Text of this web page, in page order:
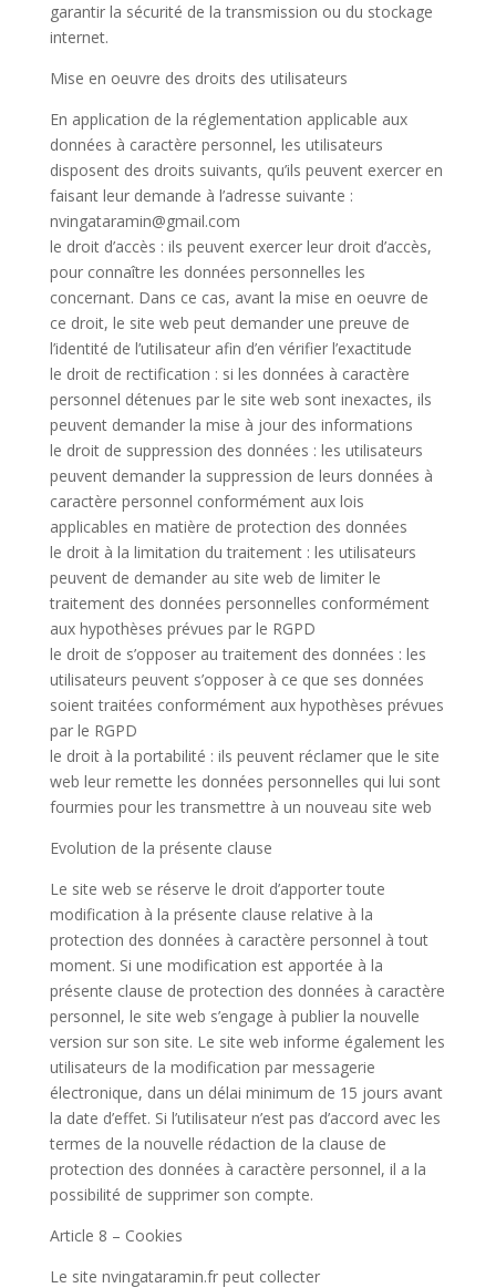
garantir la sécurité de la transmission ou du stockage
internet.
Mise en oeuvre des droits des utilisateurs
En application de la réglementation applicable aux
données à caractère personnel, les utilisateurs
disposent des droits suivants, qu’ils peuvent exercer en
faisant leur demande à l’adresse suivante :
nvingataramin@gmail.com
le droit d’accès : ils peuvent exercer leur droit d’accès,
pour connaître les données personnelles les
concernant. Dans ce cas, avant la mise en oeuvre de
ce droit, le site web peut demander une preuve de
l’identité de l’utilisateur afin d’en vérifier l’exactitude
le droit de rectification : si les données à caractère
personnel détenues par le site web sont inexactes, ils
peuvent demander la mise à jour des informations
le droit de suppression des données : les utilisateurs
peuvent demander la suppression de leurs données à
caractère personnel conformément aux lois
applicables en matière de protection des données
le droit à la limitation du traitement : les utilisateurs
peuvent de demander au site web de limiter le
traitement des données personnelles conformément
aux hypothèses prévues par le RGPD
le droit de s’opposer au traitement des données : les
utilisateurs peuvent s’opposer à ce que ses données
soient traitées conformément aux hypothèses prévues
par le RGPD
le droit à la portabilité : ils peuvent réclamer que le site
web leur remette les données personnelles qui lui sont
fourmies pour les transmettre à un nouveau site web
Evolution de la présente clause
Le site web se réserve le droit d’apporter toute
modification à la présente clause relative à la
protection des données à caractère personnel à tout
moment. Si une modification est apportée à la
présente clause de protection des données à caractère
personnel, le site web s’engage à publier la nouvelle
version sur son site. Le site web informe également les
utilisateurs de la modification par messagerie
électronique, dans un délai minimum de 15 jours avant
la date d’effet. Si l’utilisateur n’est pas d’accord avec les
termes de la nouvelle rédaction de la clause de
protection des données à caractère personnel, il a la
possibilité de supprimer son compte.
Article 8 – Cookies
Le site nvingataramin.fr peut collecter